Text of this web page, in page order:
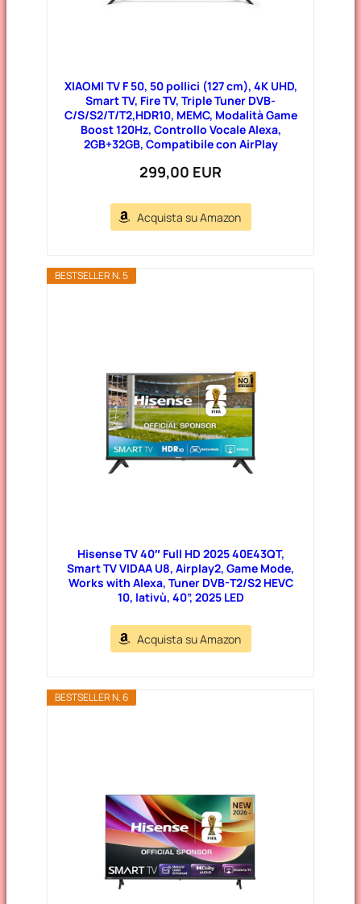
XIAOMI TV F 50, 50 pollici (127 cm), 4K UHD,
Smart TV, Fire TV, Triple Tuner DVB-
C/S/S2/T/T2,HDR10, MEMC, Modalità Game
Boost 120Hz, Controllo Vocale Alexa,
2GB+32GB, Compatibile con AirPlay
299,00 EUR
Acquista su Amazon
BESTSELLER N. 5
Hisense TV 40″ Full HD 2025 40E43QT,
Smart TV VIDAA U8, Airplay2, Game Mode,
Works with Alexa, Tuner DVB-T2/S2 HEVC
10, lativù, 40”, 2025 LED
Acquista su Amazon
BESTSELLER N. 6